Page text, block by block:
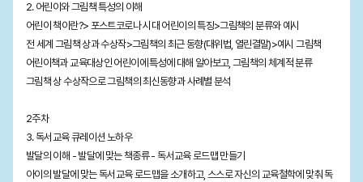
2. 어린이와 그림책 특성의 이해
어린이 책이란?> 포스트코로나 시대 어린이의 특징>그림책의 분류와 예시
전 세계 그림책 상과 수상작>그림책의 최근 동향(대위법, 열린결말)>예시 그림책
어린이책과 교육대상인 어린이에 특성에 대해 알아보고, 그림책의 체계적 분류
그림책 상 수상작으로 그림책의 최신동향과 사례별 분석
2주차
3. 독서교육 큐레이션 노하우
발달의 이해 - 발달에 맞는 책종류 - 독서교육 로드맵 만들기
아이의 발달에 맞는 독서교육 로드맵을 소개하고, 스스로 자신의 교육철학에 맞춰 독